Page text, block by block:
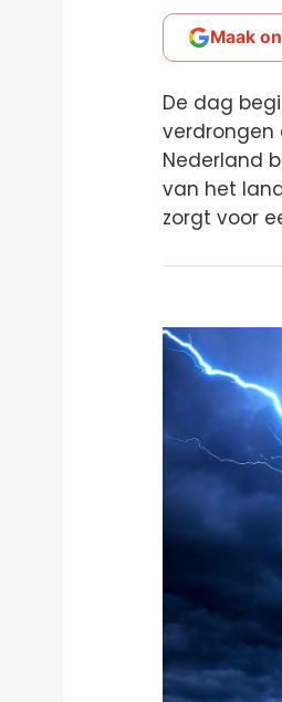
Maak
De dag
verdrongen
Nederland
van het
zorgt voor